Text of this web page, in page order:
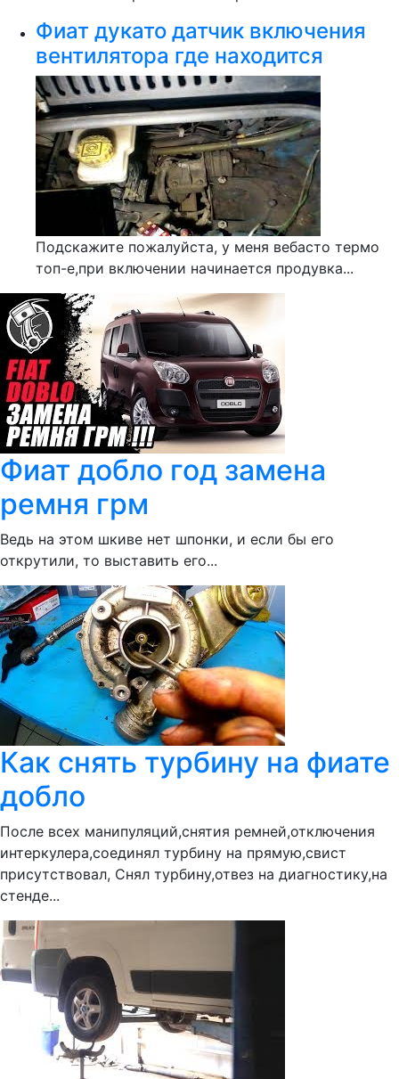
Фиат дукато датчик включения
вентилятора где находится
Подскажите пожалуйста, у меня вебасто термо
топ-е,при включении начинается продувка...
Фиат добло год замена
ремня грм
Ведь на этом шкиве нет шпонки, и если бы его
открутили, то выставить его...
Как снять турбину на фиате
добло
После всех манипуляций,снятия ремней,отключения
интеркулера,соединял турбину на прямую,свист
присутствовал, Снял турбину,отвез на диагностику,на
стенде...